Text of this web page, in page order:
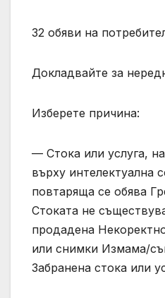
32 обяви на
Докладвайте за
Изберете причина:
— Стока или услуга,
върху интелектуална
повтаряща се обява
Стоката не
продадена
или снимки Измама/
Забранена стока или